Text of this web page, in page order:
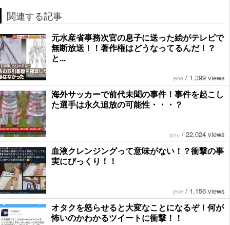
関連する記事
元水産省事務次官の息子に送った絵がテレビで
無断放送！！著作権はどうなってるんだ！？
と...
jene / 1,399 views
海外サッカーで前代未聞の事件！事件を起こし
た選手は永久追放の可能性・・・？
jene / 22,024 views
血液クレンジングって意味がない！？衝撃の事
実にびっくり！！
jene / 1,156 views
オタクを怒らせると大変なことになるぞ！何が
怖いのかわかるツイートに衝撃！！